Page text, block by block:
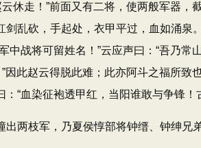
休走！”前面又有二将，使两般军器
乱砍，手起处，衣甲平过，血如涌泉
战将可留姓名！”云应声曰：“吾乃常
因此赵云得脱此难；此亦阿斗之福所
“血染征袍透甲红，当阳谁敢与争锋
枝军，乃夏侯惇部将钟缙、钟绅兄